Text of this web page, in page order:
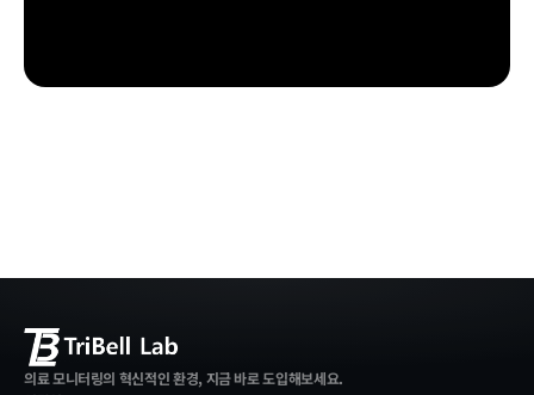
의료 모니터링의 혁신적인 환경, 지금 바로 도입해보세요.